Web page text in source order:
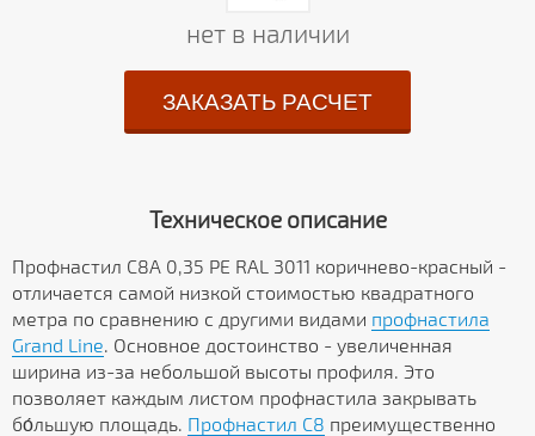
нет в наличии
ЗАКАЗАТЬ РАСЧЕТ
Техническое описание
Профнастил С8А 0,35 PE RAL 3011 коричнево-красный -
отличается самой низкой стоимостью квадратного
метра по сравнению с другими видами профнастила
Grand Line. Основное достоинство - увеличенная
ширина из-за небольшой высоты профиля. Это
позволяет каждым листом профнастила закрывать
бо́льшую площадь. Профнастил C8 преимущественно